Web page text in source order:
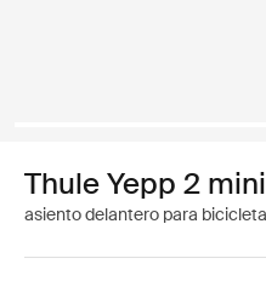
Thule Yepp 2 mini
asiento delantero para